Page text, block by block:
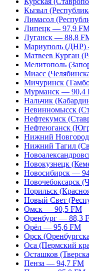
Кызыл
Лимасол
Липецк — 97,9
Луганск — 88,8
Мариуполь (ДНР)
Матвеев Курган
Мелитополь
Миасс
Мичуринск
Мурманск — 90,4
Нальчик
Невинномысск
Нефтекумск
Нефтеюганск
Нижний
Нижний Тагил
Новокузнецк
Новосибирск —
Новочебоксарск
Норильск
Новый Свет
Омск — 90,5 FM
Оренбург — 88,3
Орёл — 95,6 FM
Орск
Оса (Пермский
Осташков
Пенза — 94,7 FM